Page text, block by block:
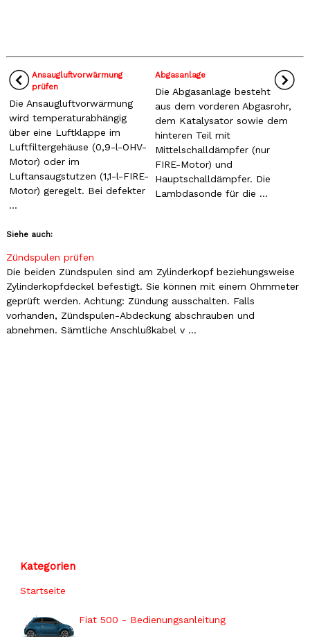
Ansaugluftvorwärmung
prüfen
Die Ansaugluftvorwärmung
wird temperaturabhängig
über eine Luftklappe im
Luftfiltergehäuse (0,9-l-OHV-
Motor) oder im
Luftansaugstutzen (1,1-l-FIRE-
Motor) geregelt. Bei defekter
...
Abgasanlage
Die Abgasanlage besteht
aus dem vorderen Abgasrohr,
dem Katalysator sowie dem
hinteren Teil mit
Mittelschalldämpfer (nur
FIRE-Motor) und
Hauptschalldämpfer. Die
Lambdasonde für die ...
Siehe auch:
Zündspulen prüfen
Die beiden Zündspulen sind am Zylinderkopf beziehungsweise
Zylinderkopfdeckel befestigt. Sie können mit einem Ohmmeter
geprüft werden. Achtung: Zündung ausschalten. Falls
vorhanden, Zündspulen-Abdeckung abschrauben und
abnehmen. Sämtliche Anschlußkabel v ...
Kategorien
Startseite
Fiat 500 - Bedienungsanleitung